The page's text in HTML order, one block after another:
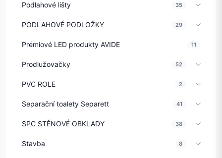
Podlahové lišty 35
PODLAHOVÉ PODLOŽKY 29
Prémiové LED produkty AVIDE 11
Prodlužovačky 52
PVC ROLE 2
Separační toalety Separett 41
SPC STĚNOVÉ OBKLADY 38
Stavba 8